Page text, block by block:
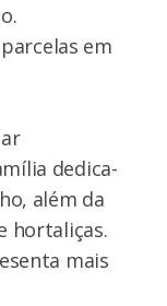
em
dedica-
além da
hortaliças.
mais